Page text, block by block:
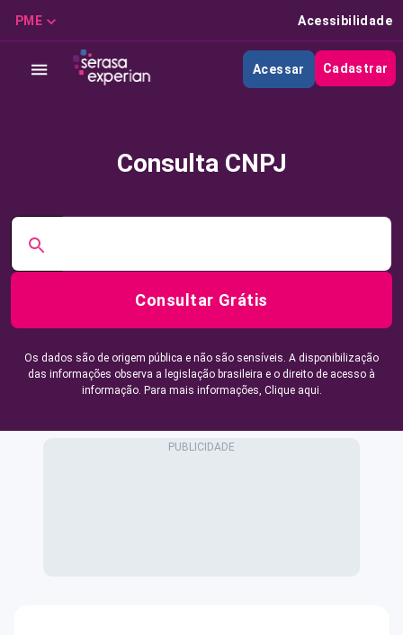
PME Acessibilidade
Acessar Cadastrar
Consulta CNPJ
Consultar Grátis
Os dados são de origem pública e não são sensíveis. A disponibilização
das informações observa a legislação brasileira e o direito de acesso à
informação. Para mais informações, Clique aqui.